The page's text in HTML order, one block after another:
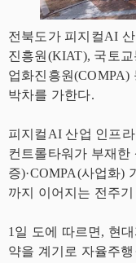
전북도가 피지컬AI
진흥원(KIAT), 국토
업화진흥원(COMPA)
박차를 가한다.
피지컬AI 산업 인프
컨트롤타워가 부재한
증)·COMPA(사업화)
까지 이어지는 전주
1일 도에 따르면, 현
약을 계기로 자율주